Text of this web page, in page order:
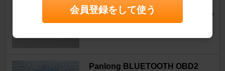
オデッセイ [RB3/4]
Panlong BLUETOOTH OBD2
会員登録をして使う